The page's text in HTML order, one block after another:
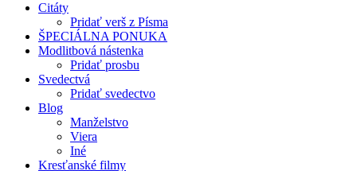
Citáty
Pridať verš z Písma
ŠPECIÁLNA PONUKA
Modlitbová nástenka
Pridať prosbu
Svedectvá
Pridať svedectvo
Blog
Manželstvo
Viera
Iné
Kresťanské filmy